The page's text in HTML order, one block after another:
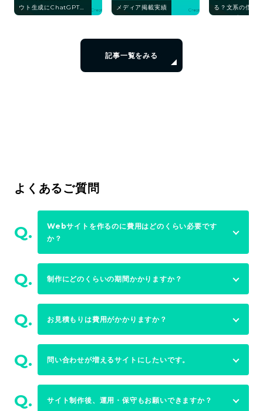
ウト生成にChatGPTを
メディア掲載実績
る？文系の僕が
記事一覧をみる
よくあるご質問
Q.
Webサイトを作るのに費用はどのくらい必要です
か？
Q. 制作にどのくらいの期間かかりますか？
Q. お見積もりは費用がかかりますか？
Q. 問い合わせが増えるサイトにしたいです。
Q. サイト制作後、運用・保守もお願いできますか？